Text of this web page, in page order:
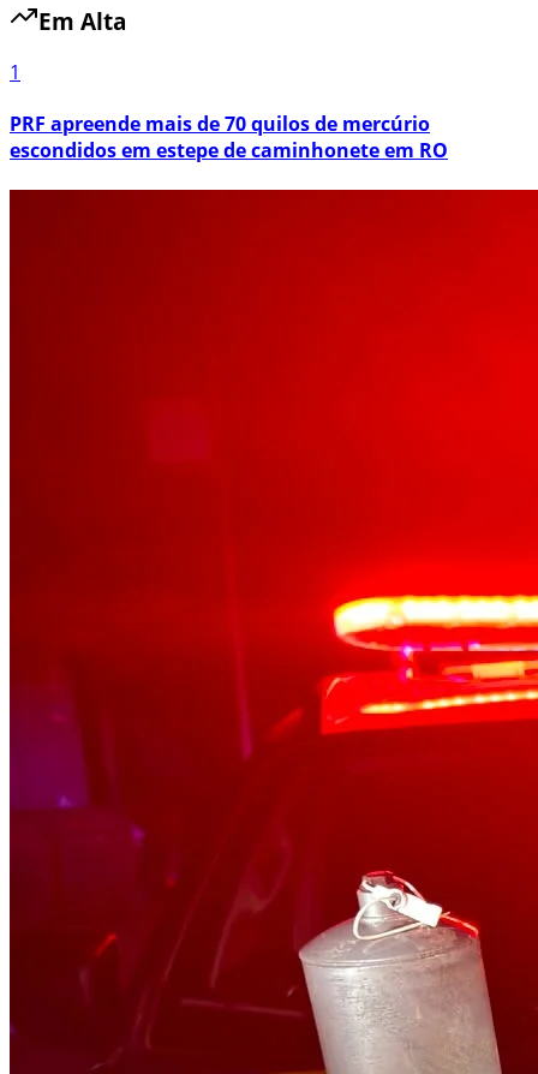
Em Alta
1
PRF apreende mais de 70 quilos de mercúrio
escondidos em estepe de caminhonete em RO